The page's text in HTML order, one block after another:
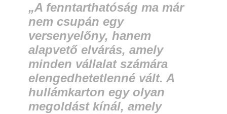
„A fenntarthatóság ma már
nem csupán egy
versenyelőny, hanem
alapvető elvárás, amely
minden vállalat számára
elengedhetetlenné vált. A
hullámkarton egy olyan
megoldást kínál, amely